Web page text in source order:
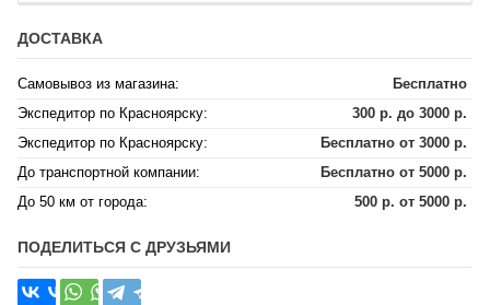
ДОСТАВКА
Самовывоз из магазина:
Бесплатно
Экспедитор по Красноярску:
300 р. до 3000 р.
Экспедитор по Красноярску:
Бесплатно от 3000 р.
До транспортной компании:
Бесплатно от 5000 р.
До 50 км от города:
500 р. от 5000 р.
ПОДЕЛИТЬСЯ С ДРУЗЬЯМИ